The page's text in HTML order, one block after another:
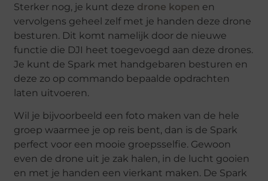
Sterker nog, je kunt deze drone kopen en
vervolgens geheel zelf met je handen deze drone
besturen. Dit komt namelijk door de nieuwe
functie die DJI heet toegevoegd aan deze drones.
Je kunt de Spark met handgebaren besturen en
deze zo op commando bepaalde opdrachten
laten uitvoeren.
Wil je bijvoorbeeld een foto maken van de hele
groep waarmee je op reis bent, dan is de Spark
perfect voor een mooie groepsselfie. Gewoon
even de drone uit je zak halen, in de lucht gooien
en met je handen een vierkant maken. De Spark